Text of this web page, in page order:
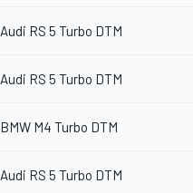
Audi RS 5 Turbo DTM
Audi RS 5 Turbo DTM
BMW M4 Turbo DTM
Audi RS 5 Turbo DTM